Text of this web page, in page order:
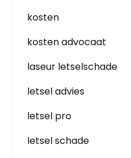
kosten
kosten advocaat
laseur letselschade
letsel advies
letsel pro
letsel schade